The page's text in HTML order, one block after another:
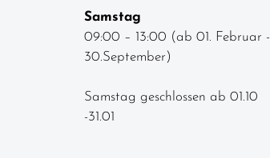
Samstag
09:00 – 13:00 (ab 01. Februar -
30.September)
Samstag geschlossen ab 01.10
-31.01